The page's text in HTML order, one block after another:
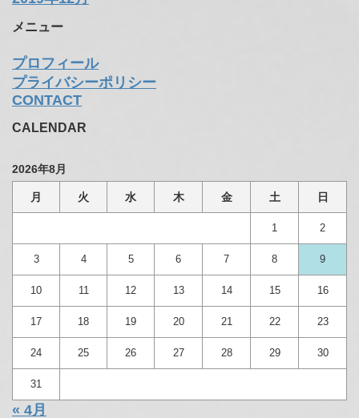
メニュー
プロフィール
プライバシーポリシー
CONTACT
CALENDAR
2026年8月
月 火 水 木 金 土 日
1 2
3 4 5 6 7 8 9
10 11 12 13 14 15 16
17 18 19 20 21 22 23
24 25 26 27 28 29 30
31
« 4月